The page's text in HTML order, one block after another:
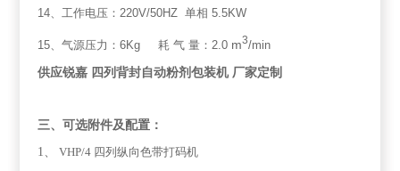
14、工作电压：220V/50HZ单相 5.5KW
15、气源压力：6Kg耗 气 量：2.0 m3/min
供应锐嘉 四列背封自动粉剂包装机厂家定制
三、可选附件及配置：
1、 VHP/4 四列纵向色带打码机